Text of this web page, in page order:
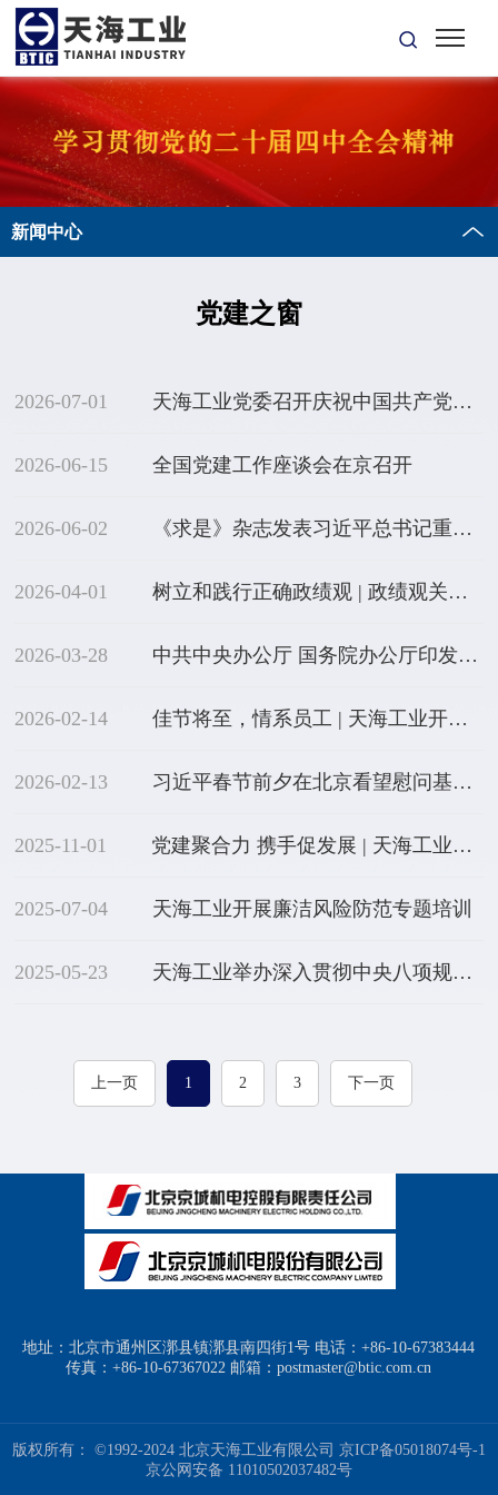
新闻中心
党建之窗
2026-07-01 天海工业党委召开庆祝中国共产党成立105周年暨先进表彰大会
2026-06-15 全国党建工作座谈会在京召开
2026-06-02 《求是》杂志发表习近平总书记重要文章《前瞻布局和发展未来产业》
2026-04-01 树立和践行正确政绩观 | 政绩观关乎立党为公、执政为民
2026-03-28 中共中央办公厅 国务院办公厅印发《国有企业领导人员廉洁从业规定》
2026-02-14 佳节将至，情系员工 | 天海工业开展2026年两节送温暖活动
2026-02-13 习近平春节前夕在北京看望慰问基层干部群众
2025-11-01 党建聚合力 携手促发展 | 天海工业与国机产投联合开展主题党日活动
2025-07-04 天海工业开展廉洁风险防范专题培训
2025-05-23 天海工业举办深入贯彻中央八项规定精神学习教育专题培训
上一页 1 2 3 下一页
地址：北京市通州区漷县镇漷县南四街1号 电话：+86-10-67383444
传真：+86-10-67367022 邮箱：postmaster@btic.com.cn
版权所有： ©1992-2024 北京天海工业有限公司 京ICP备05018074号-1
京公网安备 11010502037482号